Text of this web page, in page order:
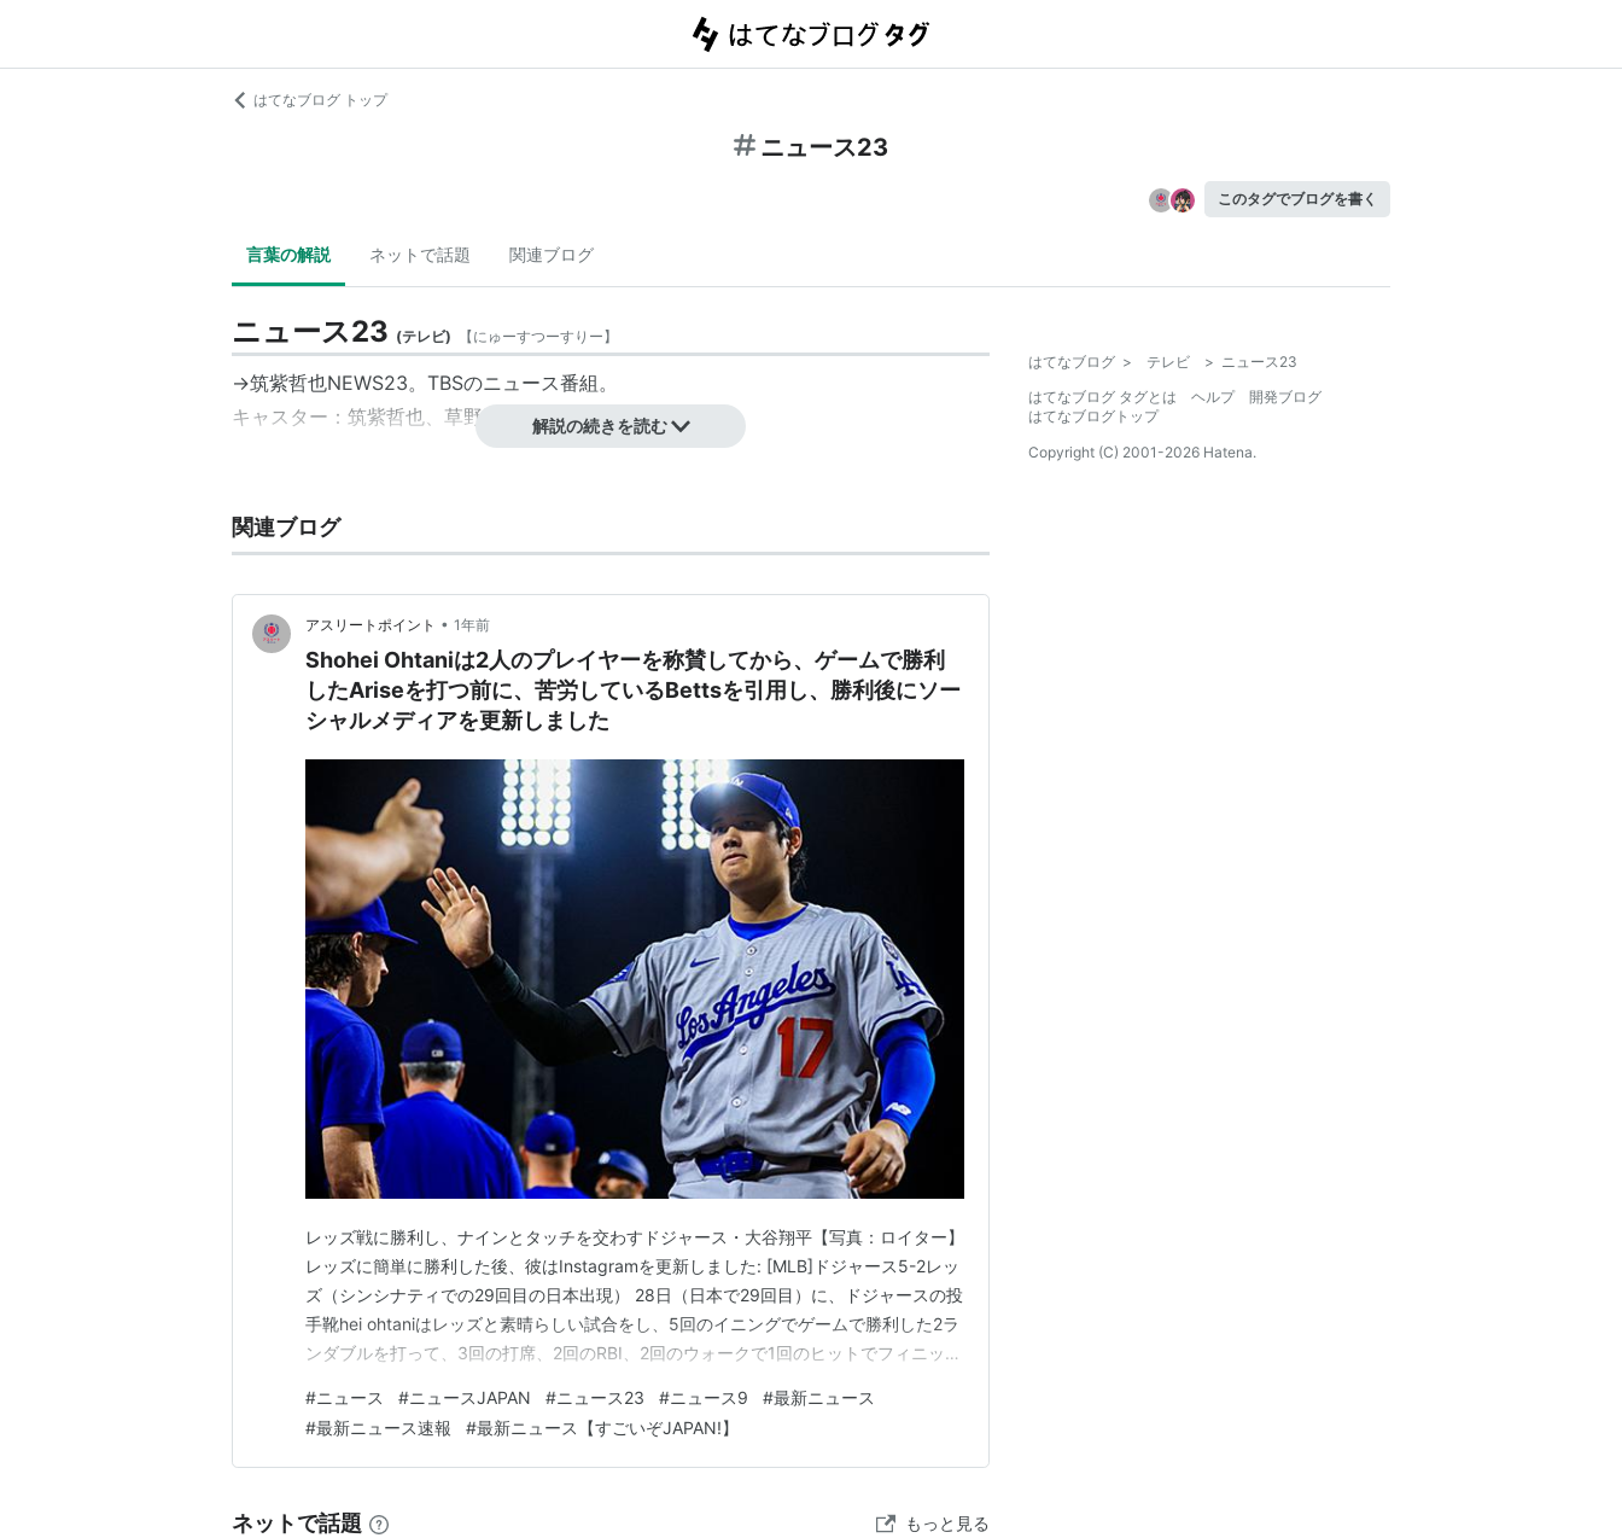
はてなブログ トップ
ニュース23
このタグでブログを書く
言葉の解説 ネットで話題 関連ブログ
ニュース23 (テレビ) 【にゅーすつーすりー】
→筑紫哲也NEWS23。TBSのニュース番組。
キャスター：筑紫哲也、草野満代、佐古忠彦、久保田智子
解説の続きを読む
関連ブログ
アスリートポイント • 1年前
Shohei Ohtaniは2人のプレイヤーを称賛してから、ゲームで勝利
したAriseを打つ前に、苦労しているBettsを引用し、勝利後にソー
シャルメディアを更新しました
レッズ戦に勝利し、ナインとタッチを交わすドジャース・大谷翔平【写真：ロイター】
レッズに簡単に勝利した後、彼はInstagramを更新しました: [MLB]ドジャース5-2レッ
ズ（シンシナティでの29回目の日本出現） 28日（日本で29回目）に、ドジャースの投
手靴hei ohtaniはレッズと素晴らしい試合をし、5回のイニングでゲームで勝利した2ラ
ンダブルを打って、3回の打席、2回のRBI、2回のウォークで1回のヒットでフィニッシ
ーキー・ベッツとピッチャーヨシノブヤマモトが彼を称賛した最初の人でした Otan…
#ニュース #ニュースJAPAN #ニュース23 #ニュース9 #最新ニュース
#最新ニュース速報 #最新ニュース【すごいぞJAPAN!】
ネットで話題 もっと見る
はてなブログ > テレビ > ニュース23
はてなブログ タグとは
ヘルプ
開発ブログ
はてなブログトップ
Copyright (C) 2001-2026 Hatena.